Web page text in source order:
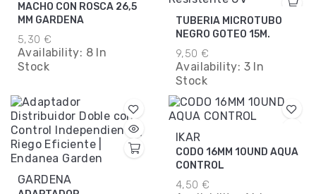
MACHO CON ROSCA 26,5
MM GARDENA
5,30 €
Availability: 8 In
Stock
TUBERIA MICROTUBO
NEGRO GOTEO 15M.
9,50 €
Availability: 3 In
Stock
GARDENA
IKAR
CODO 16MM 10UND AQUA
CONTROL
4,50 €